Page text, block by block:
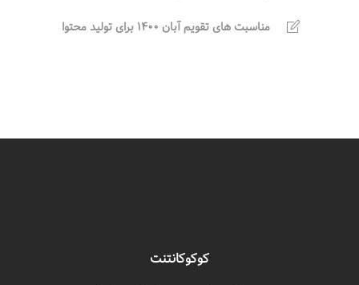
مناسبت های تقویم آبان 1400 برای تولید محتوا
کوکوکانتنت